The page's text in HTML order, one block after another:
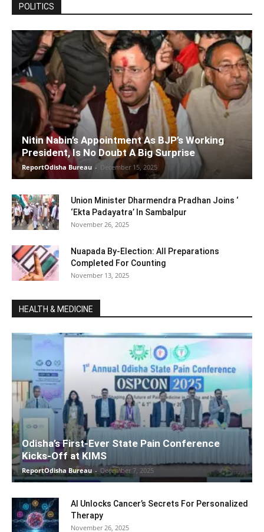
POLITICS
Nitin Nabin’s Appointment As BJP’s Working
President, Is No Doubt A Big Surprise
ReportOdisha Bureau - December 15, 2025
Union Minister Dharmendra Pradhan Joins ‘
‘Ekta Padayatra’ In Sambalpur
November 26, 2025
Nuapada By-Election: All Preparations
Completed For Counting
November 13, 2025
HEALTH & MEDICINE
Odisha’s First-Ever State Pain Conference
Kicks-Off at KIMS
ReportOdisha Bureau - December 7, 2025
AI Unlocks Cancer’s Secrets For Personalized
Therapy
November 26, 2025